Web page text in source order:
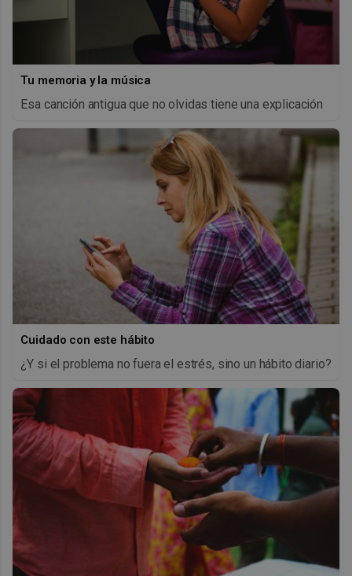
Tu memoria y la música
Esa canción antigua que no olvidas tiene una explicación
Cuidado con este hábito
¿Y si el problema no fuera el estrés, sino un hábito diario?